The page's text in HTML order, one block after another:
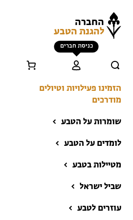
החברה
להגנת הטבע
כניסת חברים
הזמינו פעילויות וטיולים
מודרכים
שומרות על הטבע
לומדים על הטבע
מטיילות בטבע
הזמינו פעילויות וטיולים
שביל ישראל
עוזרים לטבע